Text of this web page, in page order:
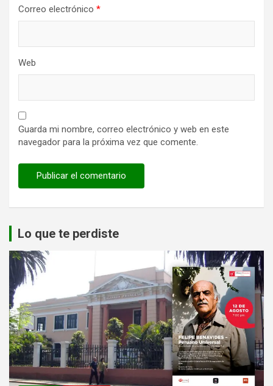
Correo electrónico *
Web
Guarda mi nombre, correo electrónico y web en este
navegador para la próxima vez que comente.
Lo que te perdiste